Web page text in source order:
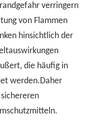
verringern
von Flammen
hinsichtlich der
die häufig in
werden.Daher